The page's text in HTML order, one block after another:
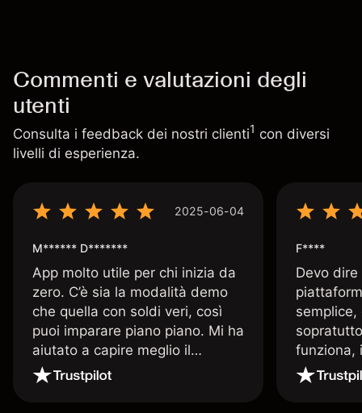
Commenti e valutazioni degli
utenti
Consulta i feedback dei nostri clienti1 con diversi
livelli di esperienza.
2025-06-04
M****** D*******
App molto utile per chi inizia da
zero. C’è sia la modalità demo
che quella con soldi veri, così
puoi imparare piano piano. Mi ha
aiutato a capire meglio il
trading. La consiglio a chi parte
senza esperienza.
F****
Devo
funziona,
Davide e'
spiega